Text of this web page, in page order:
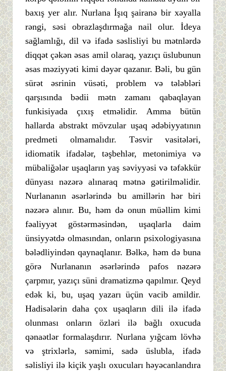
baxış yer alır. Nurlana İşıq şairanə bir xəyalla
rəngi, səsi obrazlaşdırmağa nail olur. İdeya
sağlamlığı, dil və ifadə səslisliyi bu mətnlərdə
diqqət çəkən əsas amil olaraq, yazıçı üslubunun
əsas məziyyəti kimi dəyər qazanır. Bəli, bu gün
sürət əsrinin vüsəti, problem və tələbləri
qarşısında bədii mətn zamanı qabaqlayan
funkisiyada çıxış etməlidir. Amma bütün
hallarda abstrakt mövzular uşaq ədəbiyyatının
predmeti olmamalıdır. Təsvir vasitələri,
idiomatik ifadələr, təşbehlər, metonimiya və
mübaliğələr uşaqların yaş səviyyəsi və təfəkkür
dünyası nəzərə alınaraq mətnə gətirilməlidir.
Nurlananın əsərlərində bu amillərin hər biri
nəzərə alınır. Bu, həm də onun müəllim kimi
fəaliyyət göstərməsindən, uşaqlarla daim
ünsiyyətdə olmasından, onların psixologiyasına
bələdliyindən qaynaqlanır. Bəlkə, həm də buna
görə Nurlananın əsərlərində pafos nəzərə
çarpmır, yazıçı süni dramatizmə qapılmır. Qeyd
edək ki, bu, uşaq yazarı üçün vacib amildir.
Hadisələrin daha çox uşaqların dili ilə ifadə
olunması onların özləri ilə bağlı oxucuda
qənaətlər formalaşdırır. Nurlana yığcam lövhə
və ştrixlərlə, səmimi, sadə üslubla, ifadə
səlisliyi ilə kiçik yaşlı oxucuları həyəcanlandıra